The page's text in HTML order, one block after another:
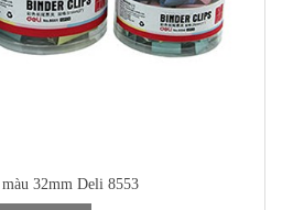
32mm Deli 8553